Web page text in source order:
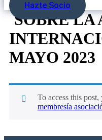
Hazte Socio
SOBRE LA
MAYO 2023
To access this
membresía